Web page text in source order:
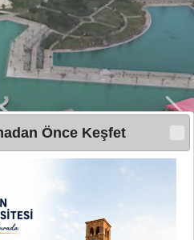
Önce Keşfet